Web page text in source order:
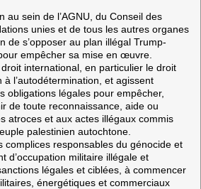
au sein de l’AGNU, du Conseil des
unies et de tous les autres organes
de s’opposer au plan illégal Trump-
empêcher sa mise en œuvre.
international, en particulier le droit
l’autodétermination, et agissent
obligations légales pour empêcher,
de toute reconnaissance, aide ou
atroces et aux actes illégaux commis
palestinien autochtone.
complices responsables du génocide et
d’occupation militaire illégale et
légales et ciblées, à commencer
énergétiques et commerciaux